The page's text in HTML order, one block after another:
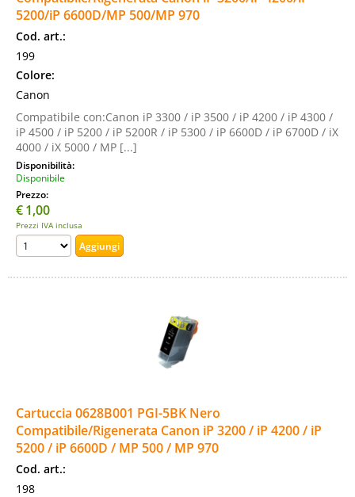
5200/iP 6600D/MP 500/MP 970
Cod. art.:
199
Colore:
Canon
Compatibile con:Canon iP 3300 / iP 3500 / iP 4200 / iP 4300 /
iP 4500 / iP 5200 / iP 5200R / iP 5300 / iP 6600D / iP 6700D / iX
4000 / iX 5000 / MP [...]
Disponibilità:
Disponibile
Prezzo:
€1,00
Prezzi IVA inclusa
Cartuccia 0628B001 PGI-5BK Nero
Compatibile/Rigenerata Canon iP 3200 / iP 4200 / iP
5200 / iP 6600D / MP 500 / MP 970
Cod. art.:
198